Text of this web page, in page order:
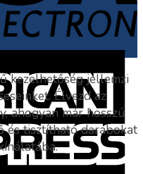
kezelhetőség jellemzi
Élvezd az
ahogyan már hosszú
és tisztítható darabokat